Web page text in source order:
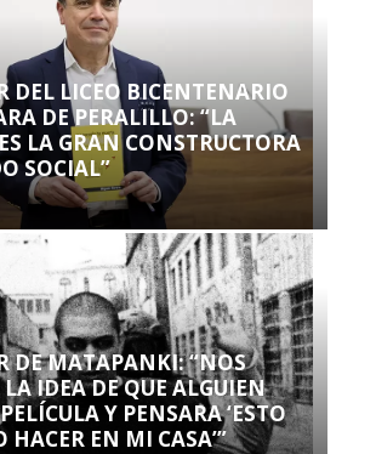
DEL LICEO BICENTENARIO
DE PERALILLO: “LA
LA GRAN CONSTRUCTORA
SOCIAL”
DE MATAPANKI: “NOS
IDEA DE QUE ALGUIEN
Y PENSARA ‘ESTO
HACER EN MI CASA’”